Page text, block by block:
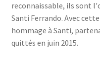
reconnaissable, ils sont
Santi Ferrando. Avec
hommage à Santi,
quittés en juin 2015.